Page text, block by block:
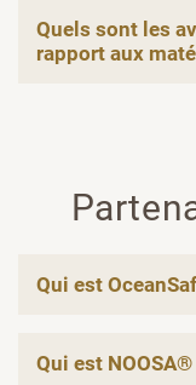
Quels sont les
rapport aux
Qui est
Qui est